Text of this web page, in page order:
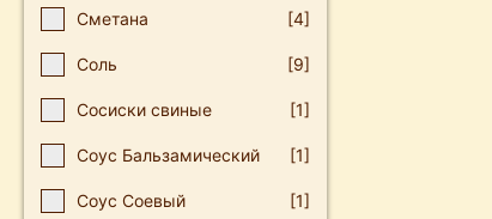
Сметана [4]
Соль [9]
Сосиски свиные [1]
Соус Бальзамический [1]
Соус Соевый [1]